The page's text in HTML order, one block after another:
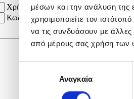
μέσων και την ανάλυση της
χρησιμοποιείτε τον
να τις συνδυάσουν με
από μέρους σας χρήση των
συγκατάθεσηςΑναγκαία
Χρήστης
Κωδικός